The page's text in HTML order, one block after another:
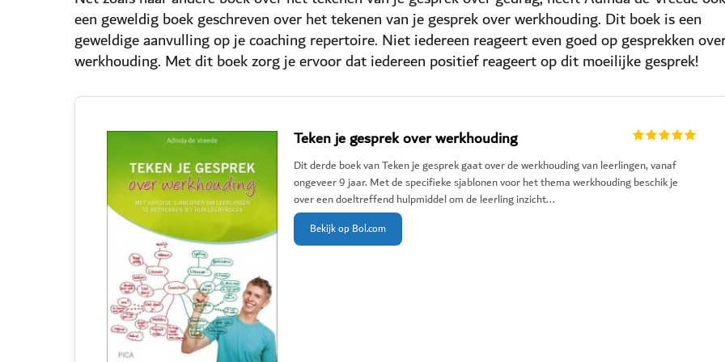
een geweldig boek geschreven over het tekenen van je gesprek over werkhouding. Dit boek is een
geweldige aanvulling op je coaching repertoire. Niet iedereen reageert even goed op gesprekken
werkhouding. Met dit boek zorg je ervoor dat iedereen positief reageert op dit moeilijke gesprek!
Teken je gesprek over werkhouding
Dit derde boek van Teken je gesprek gaat over de werkhouding van leerlingen, vanaf
ongeveer 9 jaar. Met de specifieke sjablonen voor het thema werkhouding beschik je
over een doeltreffend hulpmiddel om de leerling inzicht...
Bekijk op Bol.com